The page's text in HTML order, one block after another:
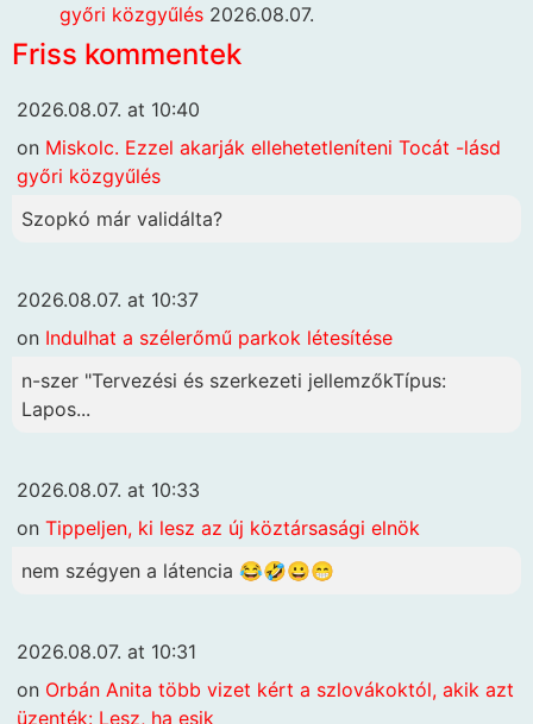
győri közgyűlés 2026.08.07.
Friss kommentek
2026.08.07. at 10:40
on Miskolc. Ezzel akarják ellehetetleníteni Tocát -lásd
győri közgyűlés
Szopkó már validálta?
2026.08.07. at 10:37
on Indulhat a szélerőmű parkok létesítése
n-szer "Tervezési és szerkezeti jellemzőkTípus:
Lapos...
2026.08.07. at 10:33
on Tippeljen, ki lesz az új köztársasági elnök
nem szégyen a látencia 😂🤣😀😁
2026.08.07. at 10:31
on Orbán Anita több vizet kért a szlovákoktól, akik azt
üzenték: Lesz, ha esik